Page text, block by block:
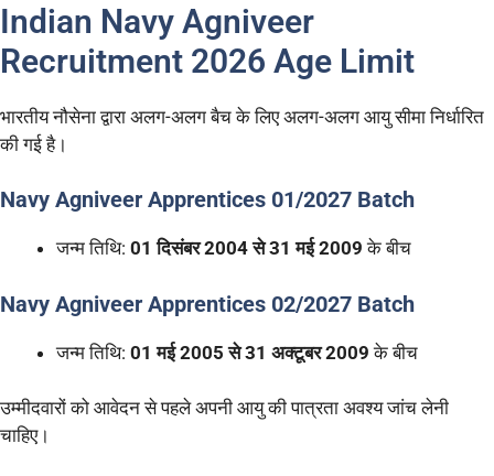
Indian Navy Agniveer
Recruitment 2026 Age Limit
भारतीय नौसेना द्वारा अलग-अलग बैच के लिए अलग-अलग आयु सीमा निर्धारित
की गई है।
Navy Agniveer Apprentices 01/2027 Batch
जन्म तिथि: 01 दिसंबर 2004 से 31 मई 2009 के बीच
Navy Agniveer Apprentices 02/2027 Batch
जन्म तिथि: 01 मई 2005 से 31 अक्टूबर 2009 के बीच
उम्मीदवारों को आवेदन से पहले अपनी आयु की पात्रता अवश्य जांच लेनी
चाहिए।